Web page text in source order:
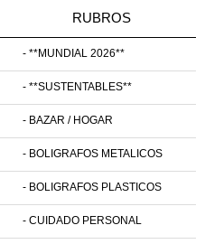
RUBROS
- **MUNDIAL 2026**
- **SUSTENTABLES**
- BAZAR / HOGAR
- BOLIGRAFOS METALICOS
- BOLIGRAFOS PLASTICOS
- CUIDADO PERSONAL